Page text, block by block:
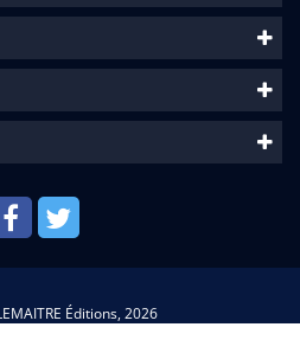
Éditions, 2026